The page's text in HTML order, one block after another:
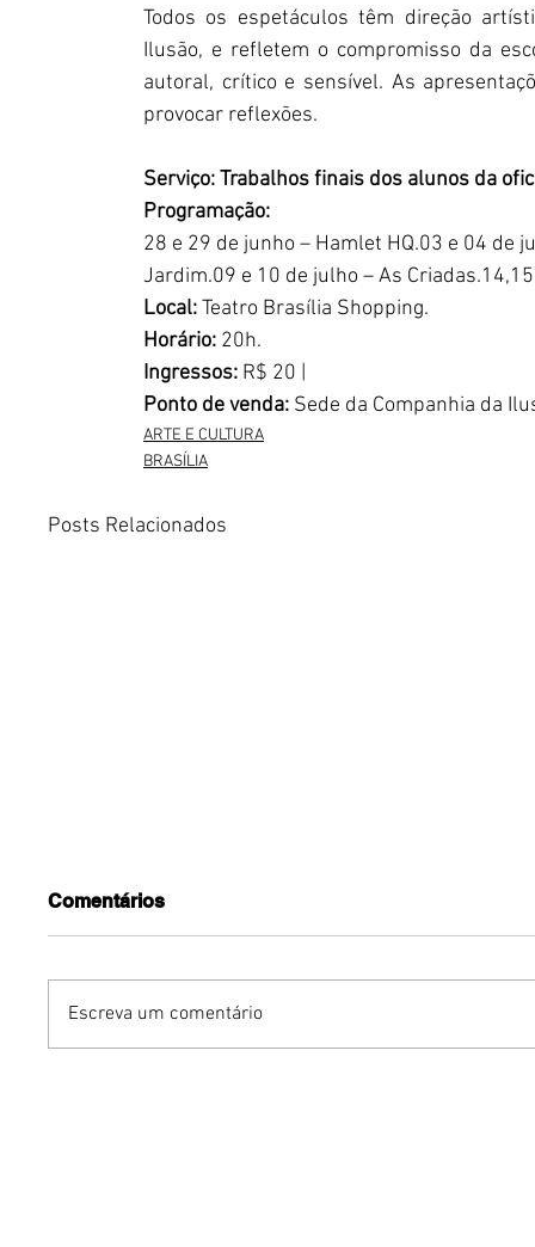
Todos os espetáculos têm direção
Ilusão, e refletem o compromisso da
autoral, crítico e sensível. As
provocar reflexões.
Serviço: Trabalhos finais dos alunos da
Programação:
28 e 29 de junho – Hamlet HQ.03 e 04 de
Jardim.09 e 10 de julho – As
Local: Teatro Brasília Shopping.
Horário: 20h.
Ingressos: R$ 20 |
Ponto de venda: Sede da Companhia da
ARTE E CULTURA
BRASÍLIA
Posts Relacionados
Comentários
Escreva um comentário